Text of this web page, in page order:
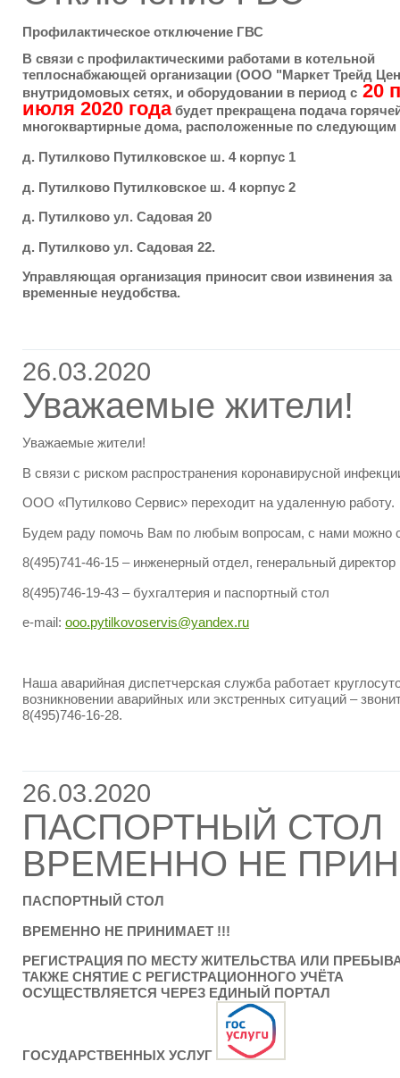
Профилактическое отключение ГВС
В связи с профилактическими работами в котельной
теплоснабжающей организации (ООО "Маркет Трейд
внутридомовых сетях, и оборудовании в период с 20
июля 2020 годабудет прекращена подача
многоквартирные дома, расположенные по следующим
д. Путилково Путилковское ш. 4 корпус 1
д. Путилково Путилковское ш. 4 корпус 2
д. Путилково ул. Садовая 20
д. Путилково ул. Садовая 22.
Управляющая организация приносит свои извинения за
временные неудобства.
26.03.2020
Уважаемые жители!
Уважаемые жители!
В связи с риском распространения коронавирусной
ООО «Путилково Сервис» переходит на удаленную работу.
Будем раду помочь Вам по любым вопросам, с нами можно
8(495)741-46-15 – инженерный отдел, генеральный директор
8(495)746-19-43 – бухгалтерия и паспортный стол
e-mail: ooo.pytilkovoservis@yandex.ru
Наша аварийная диспетчерская служба работает
возникновении аварийных или экстренных ситуаций –
8(495)746-16-28.
26.03.2020
ПАСПОРТНЫЙ СТОЛ
ВРЕМЕННО НЕ
ПАСПОРТНЫЙ СТОЛ
ВРЕМЕННО НЕ ПРИНИМАЕТ !!!
РЕГИСТРАЦИЯ ПО МЕСТУ ЖИТЕЛЬСТВА ИЛИ
ТАКЖЕ СНЯТИЕ С РЕГИСТРАЦИОННОГО УЧЁТА
ОСУЩЕСТВЛЯЕТСЯ ЧЕРЕЗ ЕДИНЫЙ ПОРТАЛ
ГОСУДАРСТВЕННЫХ УСЛУГ